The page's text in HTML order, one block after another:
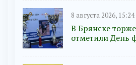
8 августа 2026, 15:24
В Брянске
отметили День